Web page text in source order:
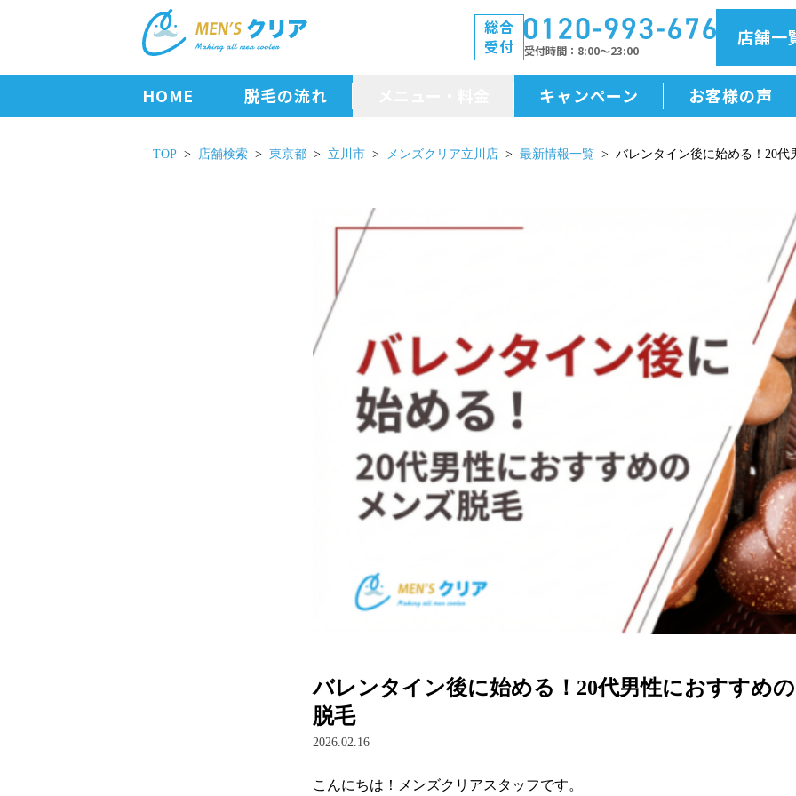
総合
受付
受付時間 8:00～23:00
店舗一
HOME 脱毛の流れ
メニュー・料金
キャンペーン お客様の声
TOP 店舗検索 東京都 立川市 メンズクリア立川店 最新情報一覧 バレンタイン後に始める！20
バレンタイン後に始める！20代男性におすすめ
脱毛
2026.02.16
こんにちは！メンズクリアスタッフです。